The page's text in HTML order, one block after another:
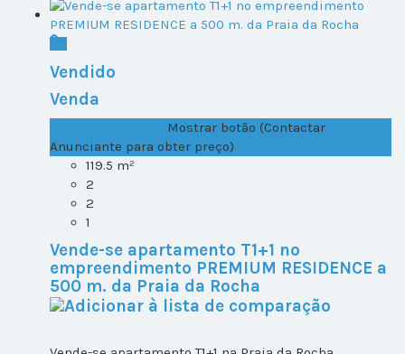
Vendido
Venda
Mostrar botão (Contactar
Anunciante para obter preço)
119.5 m²
2
2
1
Vende-se apartamento T1+1 no
empreendimento PREMIUM RESIDENCE a
500 m. da Praia da Rocha